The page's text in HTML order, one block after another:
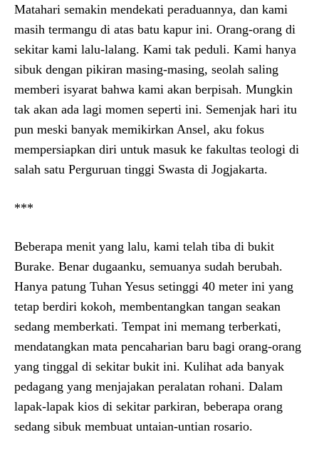
Matahari semakin mendekati peraduannya, dan kami
masih termangu di atas batu kapur ini. Orang-orang di
sekitar kami lalu-lalang. Kami tak peduli. Kami hanya
sibuk dengan pikiran masing-masing, seolah saling
memberi isyarat bahwa kami akan berpisah. Mungkin
tak akan ada lagi momen seperti ini. Semenjak hari itu
pun meski banyak memikirkan Ansel, aku fokus
mempersiapkan diri untuk masuk ke fakultas teologi di
salah satu Perguruan tinggi Swasta di Jogjakarta.
***
Beberapa menit yang lalu, kami telah tiba di bukit
Burake. Benar dugaanku, semuanya sudah berubah.
Hanya patung Tuhan Yesus setinggi 40 meter ini yang
tetap berdiri kokoh, membentangkan tangan seakan
sedang memberkati. Tempat ini memang terberkati,
mendatangkan mata pencaharian baru bagi orang-orang
yang tinggal di sekitar bukit ini. Kulihat ada banyak
pedagang yang menjajakan peralatan rohani. Dalam
lapak-lapak kios di sekitar parkiran, beberapa orang
sedang sibuk membuat untaian-untian rosario.